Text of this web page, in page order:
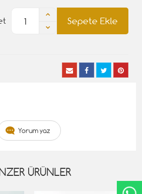
Sepete Ekle
Yorum yaz
ÜRÜNLER